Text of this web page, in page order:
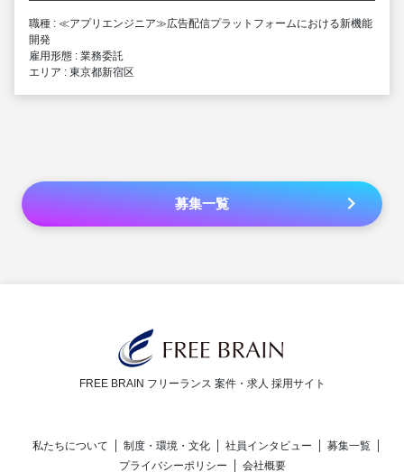
職種 : ≪アプリエンジニア≫広告配信プラットフォームにおける新機能
開発
雇用形態 : 業務委託
エリア : 東京都新宿区
募集一覧
FREE BRAIN フリーランス 案件・求人 採用サイト
私たちについて 制度・環境・文化 社員インタビュー
募集一覧
プライバシーポリシー
会社概要